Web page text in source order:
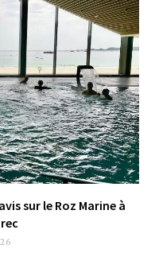
sur le Roz Marine à